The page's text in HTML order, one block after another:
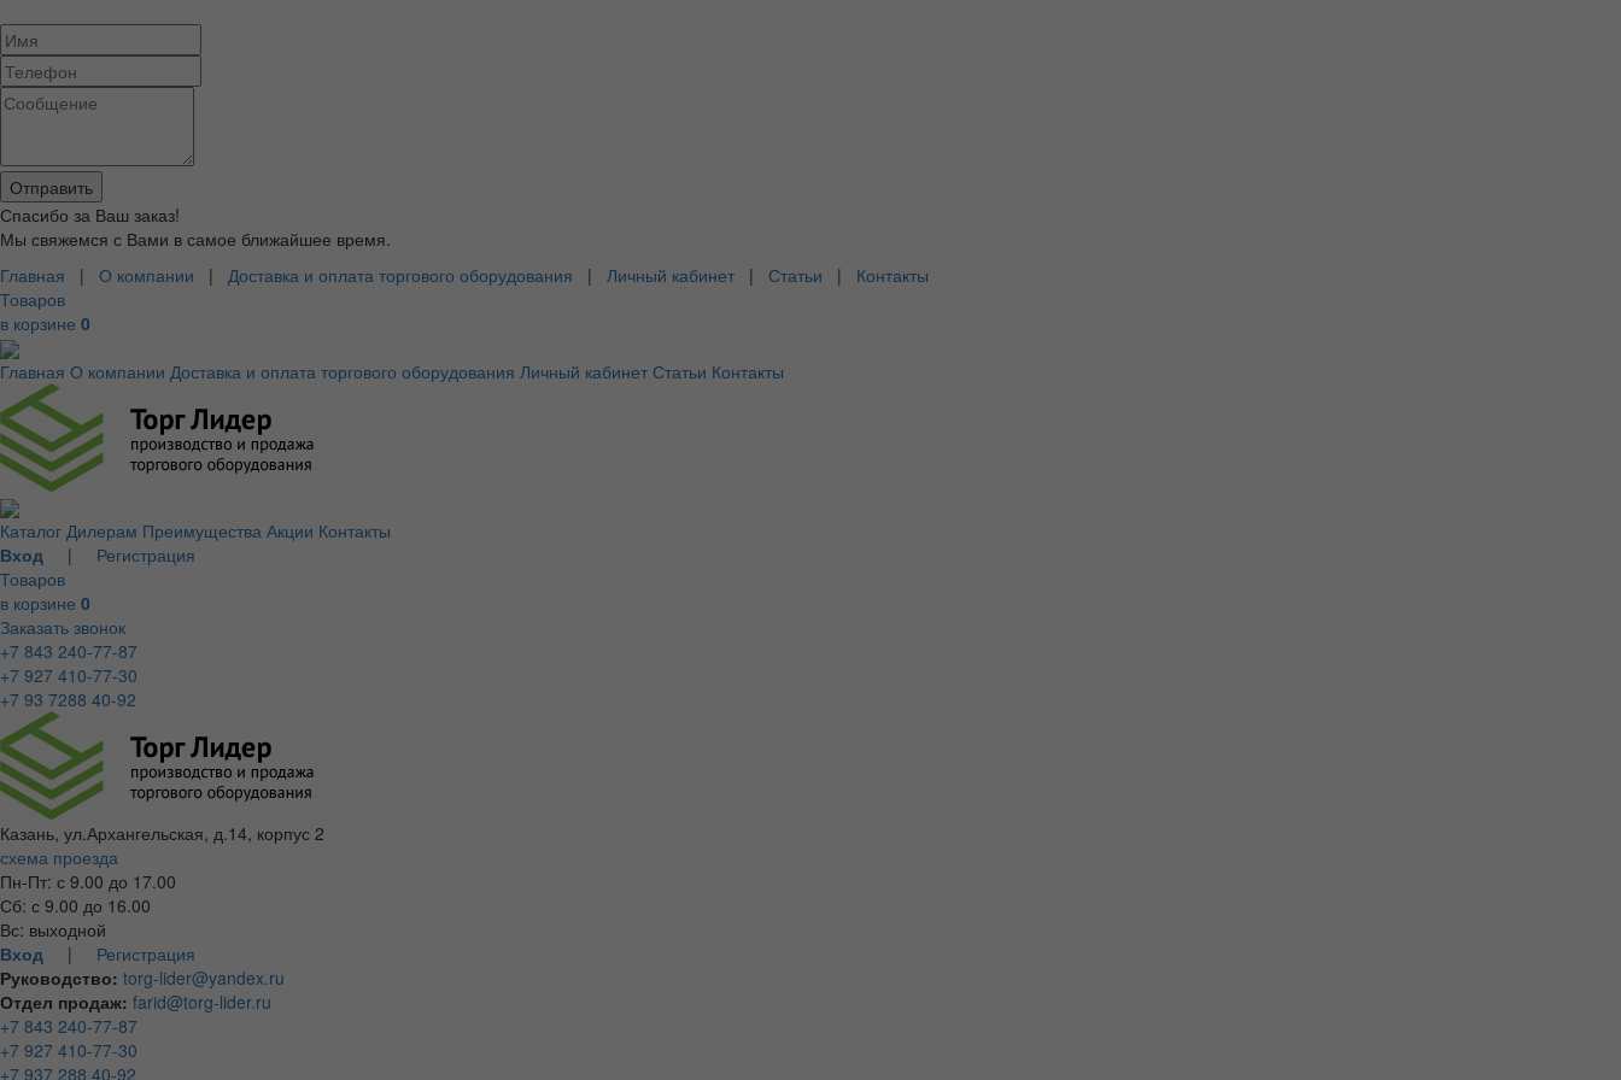
Спасибо за Ваш заказ!
Мы свяжемся с Вами в самое ближайшее время.
Главная | О компании | Доставка и оплата торгового оборудования | Личный кабинет | Статьи | Контакты
Товаров
в корзине 0
Главная О компании Доставка и оплата торгового оборудования Личный кабинет Статьи Контакты
Каталог Дилерам Преимущества Акции Контакты
Вход | Регистрация
Товаров
в корзине 0
Заказать звонок
+7 843 240-77-87
+7 927 410-77-30
+7 93 7288 40-92
Казань, ул.Архангельская, д.14, корпус 2
схема проезда
Пн-Пт: с 9.00 до 17.00
Сб: с 9.00 до 16.00
Вс: выходной
Вход | Регистрация
Руководство: torg-lider@yandex.ru
Отдел продаж: farid@torg-lider.ru
+7 843 240-77-87
+7 927 410-77-30
+7 937 288 40-92